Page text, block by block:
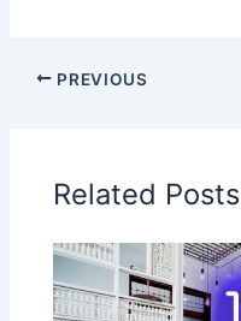
PREVIOUS
Related Posts